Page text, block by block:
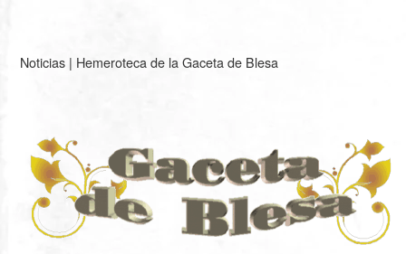
Noticias | Hemeroteca de la Gaceta de Blesa